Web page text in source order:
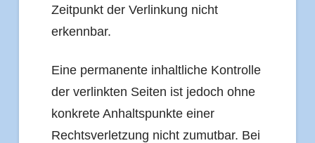
Zeitpunkt der Verlinkung nicht
erkennbar.
Eine permanente inhaltliche Kontrolle
der verlinkten Seiten ist jedoch ohne
konkrete Anhaltspunkte einer
Rechtsverletzung nicht zumutbar. Bei